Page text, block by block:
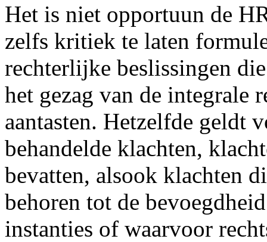
Het is niet opportuun de
zelfs kritiek te laten
rechterlijke beslissingen
het gezag van de integrale
aantasten. Hetzelfde geldt
behandelde klachten,
bevatten, alsook klachten
behoren tot de
instanties of waarvoor